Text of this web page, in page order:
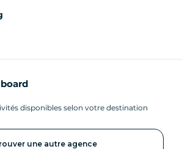
disponibles selon votre destination
une autre agence